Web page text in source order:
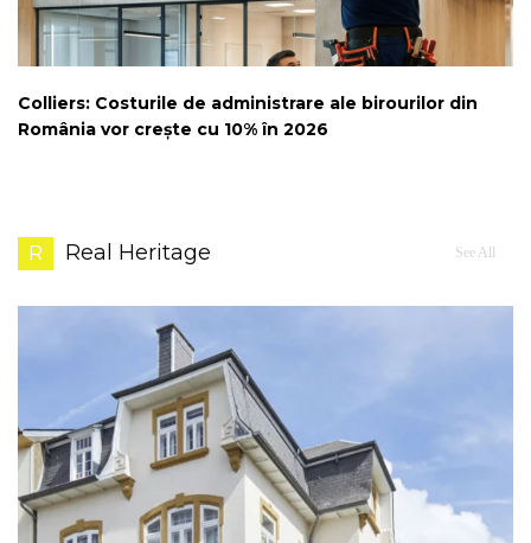
Colliers: Costurile de administrare ale birourilor din
România vor crește cu 10% în 2026
R Real Heritage See All